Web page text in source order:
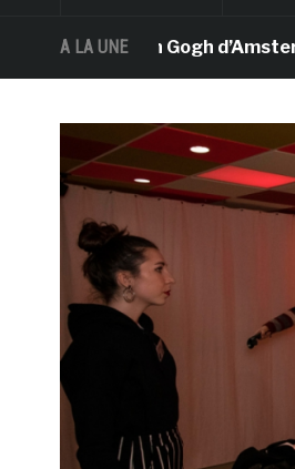
A LA UNE
Van Gogh d’Amsterdam et